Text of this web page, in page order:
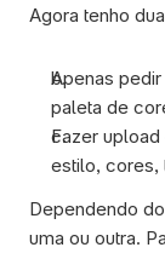
Agora tenho
Apenas
paleta de
Fazer
estilo, cores,
Dependendo
uma ou outra.